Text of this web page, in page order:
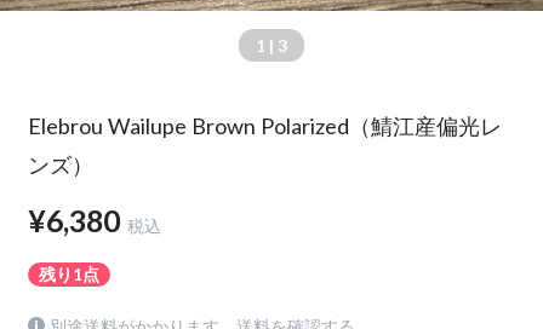
1 | 3
Elebrou Wailupe Brown Polarized（鯖江産偏光レ
ンズ）
¥6,380 税込
残り1点